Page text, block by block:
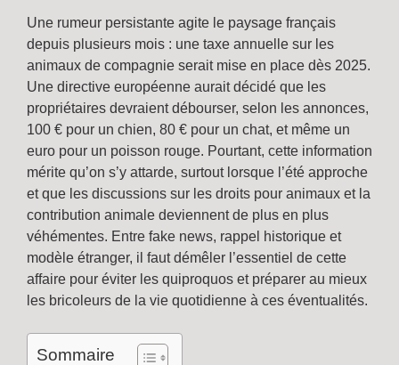
Une rumeur persistante agite le paysage français
depuis plusieurs mois : une taxe annuelle sur les
animaux de compagnie serait mise en place dès 2025.
Une directive européenne aurait décidé que les
propriétaires devraient débourser, selon les annonces,
100 € pour un chien, 80 € pour un chat, et même un
euro pour un poisson rouge. Pourtant, cette information
mérite qu’on s’y attarde, surtout lorsque l’été approche
et que les discussions sur les droits pour animaux et la
contribution animale deviennent de plus en plus
véhémentes. Entre fake news, rappel historique et
modèle étranger, il faut démêler l’essentiel de cette
affaire pour éviter les quiproquos et préparer au mieux
les bricoleurs de la vie quotidienne à ces éventualités.
Sommaire